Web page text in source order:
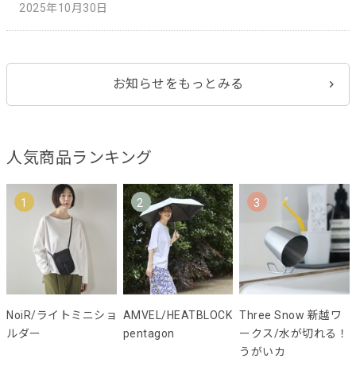
2025年10月30日
お知らせをもっとみる
人気商品ランキング
1
NoiR/ライトミニショ
ルダー
2
AMVEL/HEATBLOCK
pentagon
3
Three Snow 新越ワ
ークス/水が切れる！
うがいカ